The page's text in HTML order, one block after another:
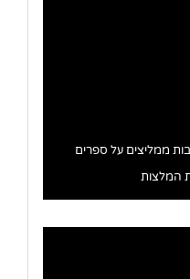
ממליצים על ספרים
המלצות